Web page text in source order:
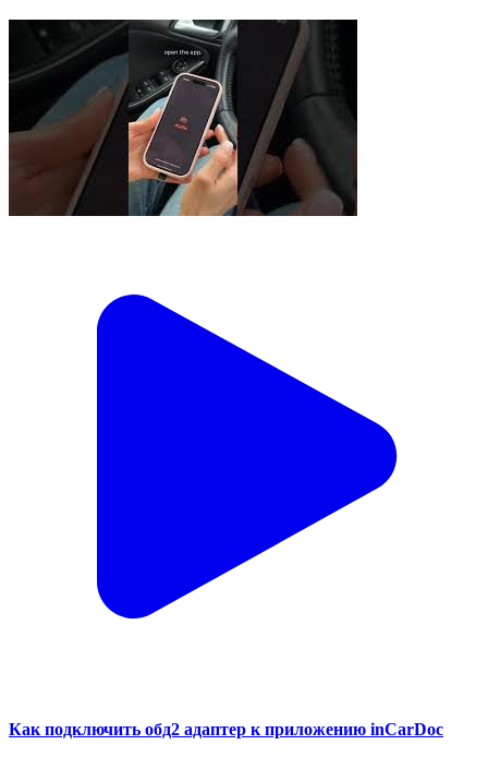
Как подключить обд2 адаптер к приложению inCarDoc